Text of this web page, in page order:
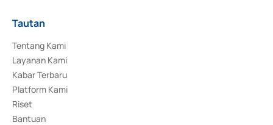
Tautan
Tentang Kami
Layanan Kami
Kabar Terbaru
Platform Kami
Riset
Bantuan